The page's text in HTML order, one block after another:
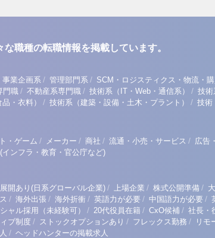
な職種の転職情報を掲載しています。
事業企画系 / 管理部門系 / SCM・ロジスティクス・物流・
門職 / 不動産系専門職 / 技術系（IT・Web・通信系） / 技術
・衣料）
/ 技術系（建築・設備・土木・プラント） / 技術
・ゲーム / メーカー / 商社 / 流通・小売・サービス / 広告
インフラ・教育・官公庁など)
開あり(日系グローバル企業) / 上場企業 / 株式公開準備 /
/ 海外出張 / 海外折衝 / 英語力が必要 / 中国語力が必要 /
ャル採用（未経験可） / 20代役員在籍 / CxO候補 / 社長・
ブ制度 / ストックオプションあり / フレックス勤務 / リモ
/ ヘッドハンターの掲載求人